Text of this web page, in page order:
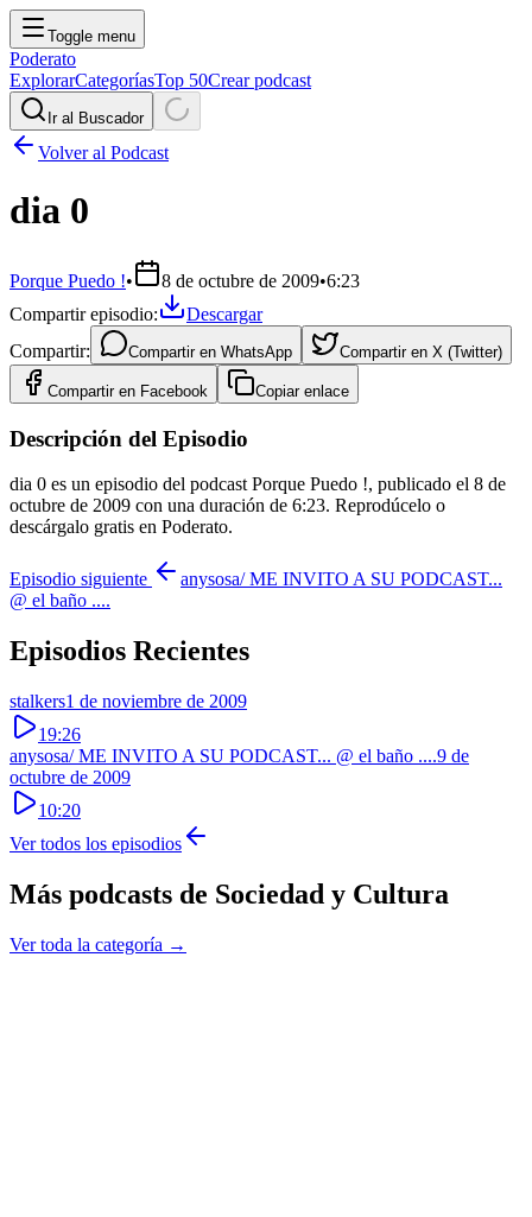
Toggle menu
Poderato
ExplorarCategoríasTop 50Crear podcast
Ir al Buscador
Volver al Podcast
dia 0
Porque Puedo !• 8 de octubre de 2009•6:23
Compartir episodio:
Descargar
Compartir:
Compartir en WhatsApp Compartir en X (Twitter)
Compartir en Facebook Copiar enlace
Descripción del Episodio
dia 0 es un episodio del podcast Porque Puedo !, publicado el 8 de
octubre de 2009 con una duración de 6:23. Reprodúcelo o
descárgalo gratis en Poderato.
Episodio siguiente
anysosa/ ME INVITO A SU PODCAST...
@ el baño ....
Episodios Recientes
stalkers1 de noviembre de 2009
19:26
anysosa/ ME INVITO A SU PODCAST... @ el baño ....9 de
octubre de 2009
10:20
Ver todos los episodios
Más podcasts de Sociedad y Cultura
Ver toda la categoría →